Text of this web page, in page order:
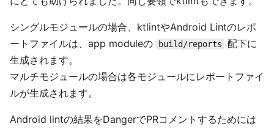
シングルモジュールの場合、ktlintやAndroid Lintのレポ
ートファイルは、app moduleの
build/reports
配下に
生成されます。
マルチモジュールの場合は各モジュールにレポートファイ
ルが生成されます。
Android lintの結果をDangerでPRコメントするためには